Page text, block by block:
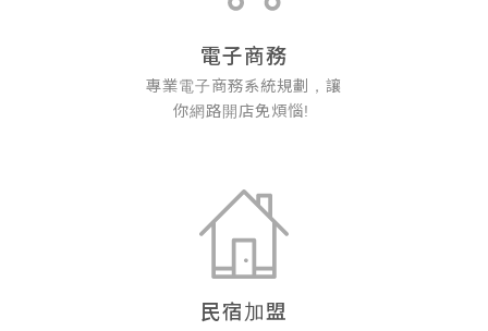
電子商務
專業電子商務系統規劃，讓
你網路開店免煩惱!
民宿加盟